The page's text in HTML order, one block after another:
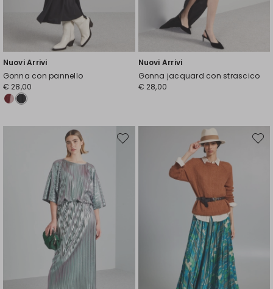
Nuovi Arrivi
Gonna con pannello
€ 28,00
Nuovi Arrivi
Gonna jacquard con strascico
€ 28,00
Sposta